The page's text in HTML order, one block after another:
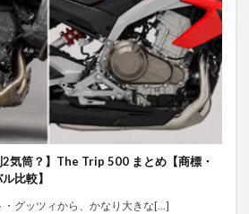
2気筒？】The Trip 500 まとめ【商標・
比較】
・グッツィから、かなり大きな[…]